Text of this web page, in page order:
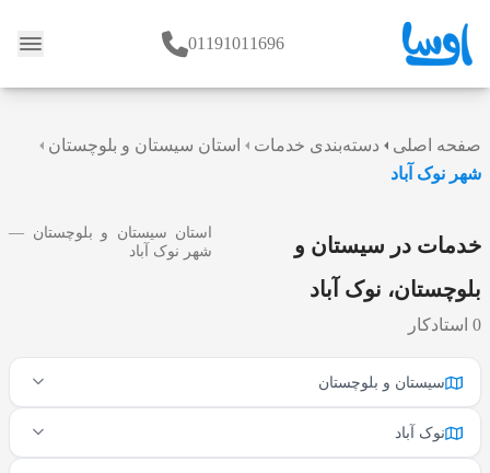
وبلاگ 01191011696
صفحه اصلی دسته‌بندی خدمات
استان سیستان و بلوچستان
شهر نوک آباد
خدمات در سیستان و
بلوچستان، نوک آباد
0 استادکار
استان سیستان و بلوچستان —
شهر نوک آباد
سیستان و بلوچستان
نوک آباد